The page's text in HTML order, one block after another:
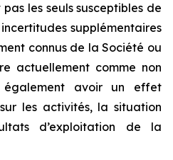
les seuls susceptibles de
supplémentaires
connus de la Société ou
actuellement comme non
également avoir un effet
les activités, la situation
d’exploitation de la